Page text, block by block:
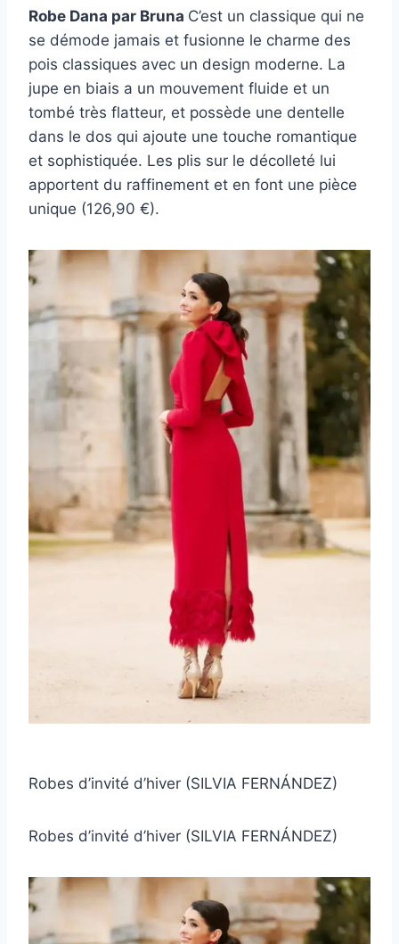
Robe Dana par Bruna C’est un classique qui ne
se démode jamais et fusionne le charme des
pois classiques avec un design moderne. La
jupe en biais a un mouvement fluide et un
tombé très flatteur, et possède une dentelle
dans le dos qui ajoute une touche romantique
et sophistiquée. Les plis sur le décolleté lui
apportent du raffinement et en font une pièce
unique (126,90 €).
Robes d’invité d’hiver (SILVIA FERNÁNDEZ)
Robes d’invité d’hiver (SILVIA FERNÁNDEZ)